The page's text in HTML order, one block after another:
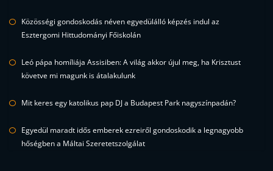
Közösségi gondoskodás néven egyedülálló képzés indul az
Esztergomi Hittudományi Főiskolán
Leó pápa homíliája Assisiben: A világ akkor újul meg, ha Krisztust
követve mi magunk is átalakulunk
Mit keres egy katolikus pap DJ a Budapest Park nagyszínpadán?
Egyedül maradt idős emberek ezreiről gondoskodik a legnagyobb
hőségben a Máltai Szeretetszolgálat